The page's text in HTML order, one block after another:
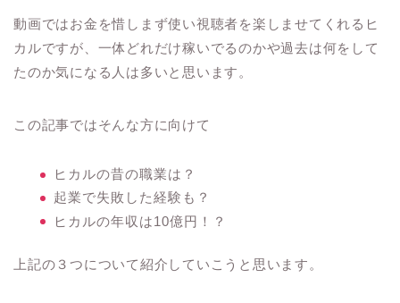
動画ではお金を惜しまず使い視聴者を楽しませてくれるヒ
カルですが、一体どれだけ稼いでるのかや過去は何をして
たのか気になる人は多いと思います。
この記事ではそんな方に向けて
ヒカルの昔の職業は？
起業で失敗した経験も？
ヒカルの年収は10億円！？
上記の３つについて紹介していこうと思います。